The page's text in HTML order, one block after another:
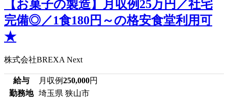
【お菓子の製造】月収例25万円／社宅
完備◎／1食180円～の格安食堂利用可
★
株式会社BREXA Next
給与 月収例250,000円
勤務地
埼玉県 狭山市